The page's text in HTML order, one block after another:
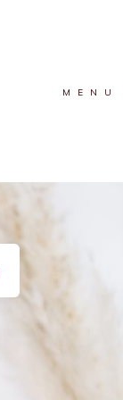
MENU